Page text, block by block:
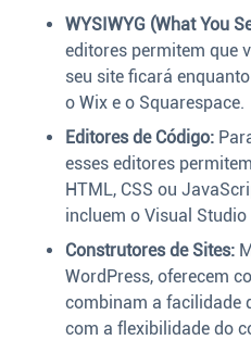
WYSIWYG (What You
editores permitem que
seu site ficará
o Wix e o Squarespace.
Editores de Código:
esses editores
HTML, CSS ou
incluem o Visual Studio
Construtores de Sites:
WordPress, oferecem
combinam a facilidade
com a flexibilidade do